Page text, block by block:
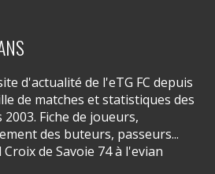
d'actualité de l'eTG FC depuis
de matches et statistiques des
Fiche de joueurs,
des buteurs, passeurs...
de Savoie 74 à l'evian